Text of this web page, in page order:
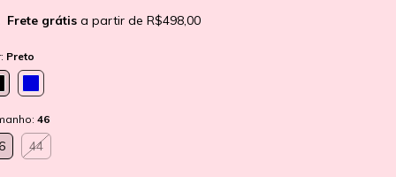
Frete grátis a partir de R$498,00
Preto
46
44